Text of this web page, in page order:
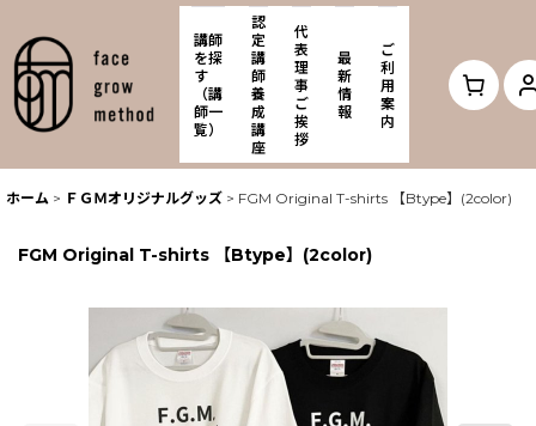
講師
を探
す
（講
師一
覧）
認
定
講
師
養
成
講
座
代
表
理
事
ご
挨
拶
最
新
情
報
ご
利
用
案
内
ホーム > ＦＧＭオリジナルグッズ > FGM Original T-shirts 【Btype】(2color)
FGM Original T-shirts 【Btype】(2color)